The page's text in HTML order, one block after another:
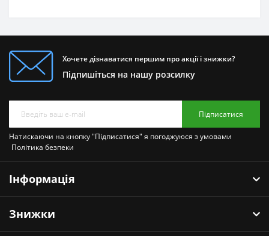
Хочете дізнаватися першим про акції і знижки?
Підпишіться на нашу розсилку
Підписатися
Натискаючи на кнопку "Підписатися" я погоджуюся з умовами
Політика безпеки
Інформація
Знижки